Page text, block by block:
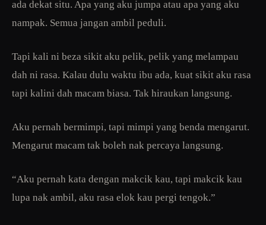
ada dekat situ. Apa yang aku jumpa atau apa yang aku
nampak. Semua jangan ambil peduli.
Tapi kali ni beza sikit aku pelik, pelik yang melampau
dah ni rasa. Kalau dulu waktu ibu ada, kuat sikit aku rasa
tapi kalini dah macam biasa. Tak hiraukan langsung.
Aku pernah bermimpi, tapi mimpi yang benda mengarut.
Mengarut macam tak boleh nak percaya langsung.
“Aku pernah kata dengan makcik kau, tapi makcik kau
lupa nak ambil, aku rasa elok kau pergi tengok.”